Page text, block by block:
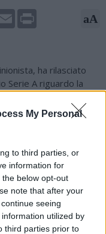
My Personal
to third parties, or
information for
below opt-out
note that after your
seeing
utilized by
third parties prior to
Email aA
ha rilasciato
Serie A riguardo la
che è già iniziata
squadre che
che sono in
Le due che tutti
poi c’è la
E poi c’è il Milan.